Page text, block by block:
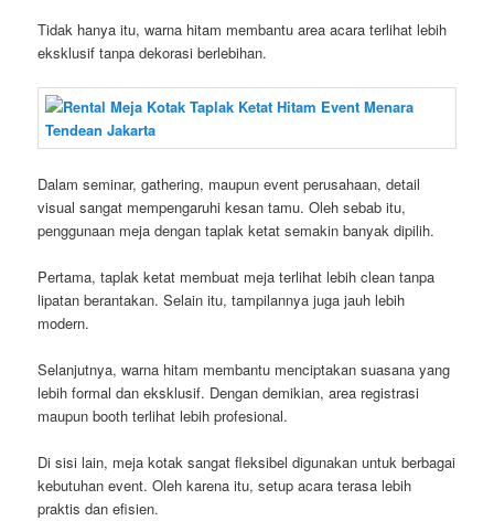
Tidak hanya itu, warna hitam membantu area acara terlihat lebih
eksklusif tanpa dekorasi berlebihan.
Dalam seminar, gathering, maupun event perusahaan, detail
visual sangat mempengaruhi kesan tamu. Oleh sebab itu,
penggunaan meja dengan taplak ketat semakin banyak dipilih.
Pertama, taplak ketat membuat meja terlihat lebih clean tanpa
lipatan berantakan. Selain itu, tampilannya juga jauh lebih
modern.
Selanjutnya, warna hitam membantu menciptakan suasana yang
lebih formal dan eksklusif. Dengan demikian, area registrasi
maupun booth terlihat lebih profesional.
Di sisi lain, meja kotak sangat fleksibel digunakan untuk berbagai
kebutuhan event. Oleh karena itu, setup acara terasa lebih
praktis dan efisien.